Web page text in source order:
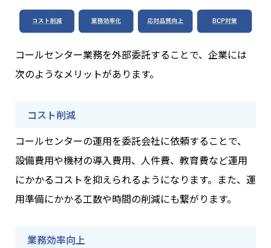
コールセンター業務を外部委託することで、企業には
次のようなメリットがあります。
コスト削減
コールセンターの運用を委託会社に依頼することで、
設備費用や機材の導入費用、人件費、教育費など運用
にかかるコストを抑えられるようになります。また、運
用準備にかかる工数や時間の削減にも繋がります。
業務効率向上